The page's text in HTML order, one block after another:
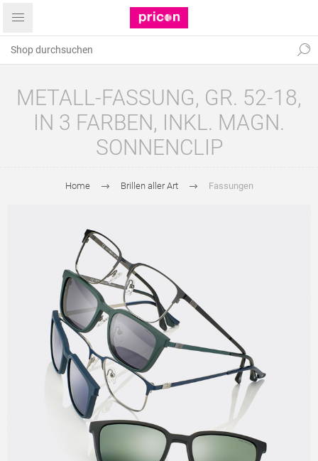
METALL-FASSUNG, GR. 52-18,
IN 3 FARBEN, INKL. MAGN.
SONNENCLIP
Home Brillen aller Art Fassungen